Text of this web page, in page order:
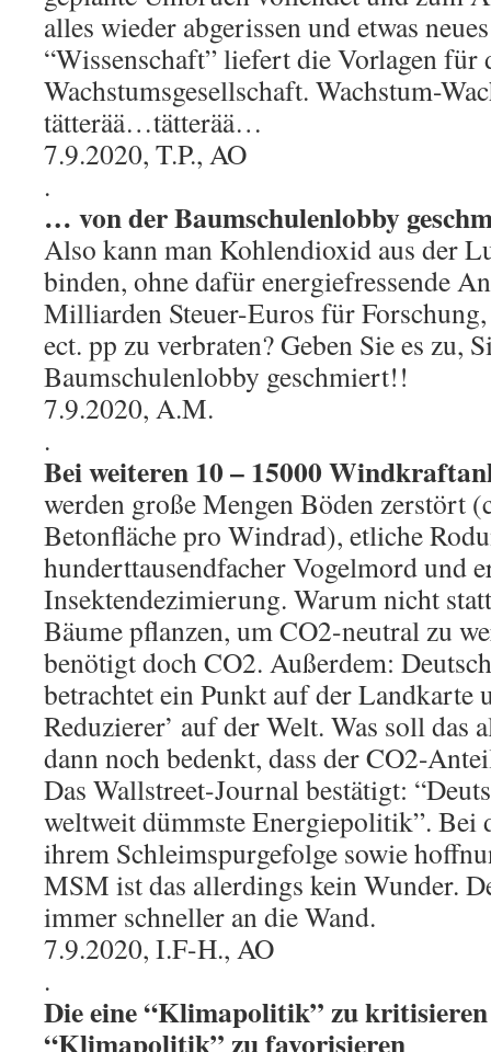
alles wieder abgerissen und etwas
“Wissenschaft” liefert die Vorlagen für
Wachstumsgesellschaft. Wachstum-
tätterää…tätterää…
7.9.2020, T.P., AO
.
… von der Baumschulenlobby
Also kann man Kohlendioxid aus der
binden, ohne dafür energiefressende
Milliarden Steuer-Euros für
ect. pp zu verbraten? Geben Sie es zu,
Baumschulenlobby geschmiert!!
7.9.2020, A.M.
.
Bei weiteren 10 – 15000
werden große Mengen Böden zerstört
Betonfläche pro Windrad), etliche
hunderttausendfacher Vogelmord und
Insektendezimierung. Warum nicht
Bäume pflanzen, um CO2-neutral zu
benötigt doch CO2. Außerdem:
betrachtet ein Punkt auf der Landkarte
Reduzierer’ auf der Welt. Was soll das
dann noch bedenkt, dass der CO2-
Das Wallstreet-Journal bestätigt:
weltweit dümmste Energiepolitik”. Bei
ihrem Schleimspurgefolge sowie
MSM ist das allerdings kein Wunder.
immer schneller an die Wand.
7.9.2020, I.F-H., AO
.
Die eine “Klimapolitik” zu kritisieren
“Klimapolitik” zu favorisieren